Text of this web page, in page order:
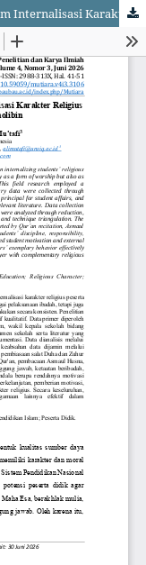
Peran Pembiasaan Salat Berjamaah dalam Internalisasi Karakter Religius Peserta Didik di SMP Jam’iyyatuttholibin